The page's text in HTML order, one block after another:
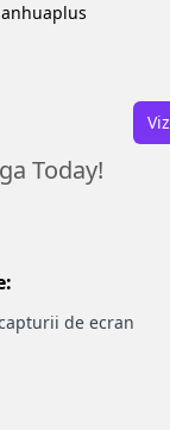
Today!
de ecran